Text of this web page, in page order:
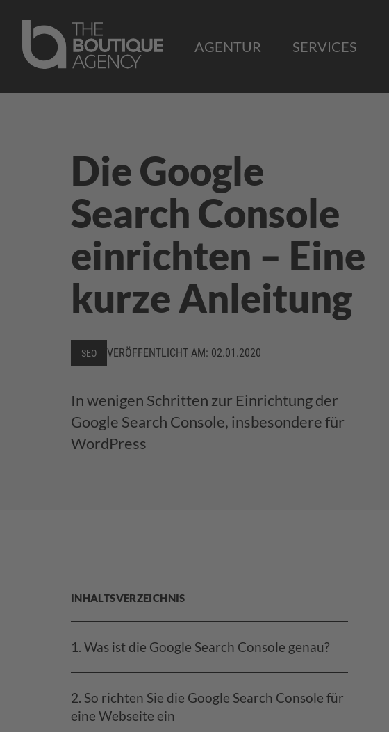
AGENTUR SERVICES
Die Google
Search Console
einrichten – Eine
kurze Anleitung
SEO VERÖFFENTLICHT AM: 02.01.2020
In wenigen Schritten zur Einrichtung der
Google Search Console, insbesondere für
WordPress
INHALTSVERZEICHNIS
1. Was ist die Google Search Console genau?
2. So richten Sie die Google Search Console für
eine Webseite ein